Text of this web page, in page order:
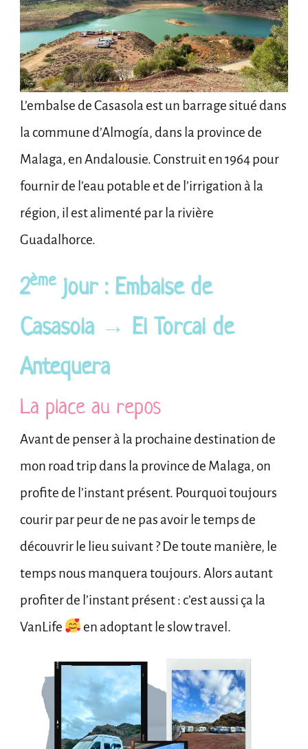
L’embalse de Casasola est un barrage situé dans
la commune d’Almogía, dans la province de
Malaga, en Andalousie. Construit en 1964 pour
fournir de l’eau potable et de l’irrigation à la
région, il est alimenté par la rivière
Guadalhorce.
2èmejour : Embalse de
Casasola → El Torcal de
Antequera
La place au repos
Avant de penser à la prochaine destination de
mon road trip dans la province de Malaga, on
profite de l’instant présent. Pourquoi toujours
courir par peur de ne pas avoir le temps de
découvrir le lieu suivant ? De toute manière, le
temps nous manquera toujours. Alors autant
profiter de l’instant présent : c’est aussi ça la
VanLife
en adoptant le slow travel.